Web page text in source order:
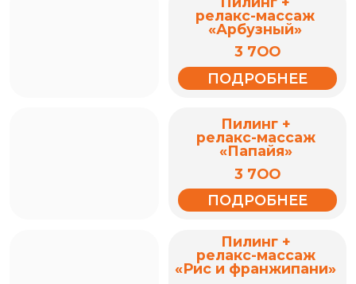
3 7ОО
3 7ОО
H2O Life на сумму от 3 000 руб. клиенту комплиментарно предоставляется 1
продолжительностью 2 часа. Акция действует только в будние дни. Срок действия
акции — до 31.08.2026. Необходимо предварительное бронирование по телефону: 8
800 201 777 0. Предложение не суммируется с другими акциями, не подлежит
юридический адрес: 344068, г. Ростов-на-Дону, пр-т Михаила Нагибина, д.34, оф.46.
Лицензия № Л041-01050-61/02197585 от 22.04.2025, выдана Министерством
Пилинг +
релакс-массаж
«Рис и франжипани»
ПОДРОБНЕЕ
ПОДРОБНЕЕ